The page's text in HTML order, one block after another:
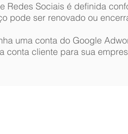
Redes Sociais é definida
pode ser renovado ou
uma conta do Google
conta cliente para sua